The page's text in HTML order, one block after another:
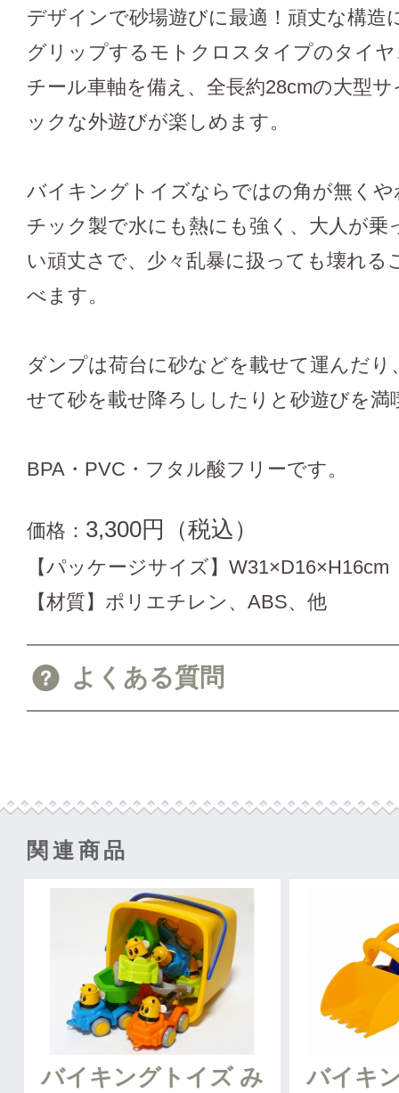
デザインで砂場遊びに最適！頑丈な構造
グリップするモトクロスタイプのタイ
チール車軸を備え、全長約28cmの大型
ックな外遊びが楽しめます。
バイキングトイズならではの角が無く
チック製で水にも熱にも強く、大人が乗
い頑丈さで、少々乱暴に扱っても壊れる
べます。
ダンプは荷台に砂などを載せて運んだり
せて砂を載せ降ろししたりと砂遊びを満
BPA・PVC・フタル酸フリーです。
価格： 3,300円（税込）
【パッケージサイズ】W31×D16×H16cm
【材質】ポリエチレン、ABS、他
よくある質問
関連商品
バイキングトイズ み
バイキ